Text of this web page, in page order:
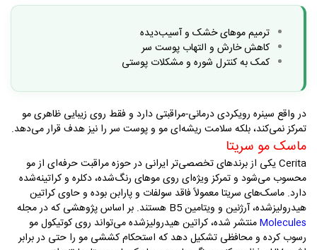
ترمیم موهای خشک و آسیب‌دیده
کاهش خارش و التهاب پوست سر
کمک به کنترل شوره و مشکلات پوستی
در واقع سینره رویکردی درمانی-مراقبتی دارد و فقط روی زیبایی ظاهری مو
تمرکز نمی‌کند، بلکه سلامت ریشه‌ای مو و پوست سر را نیز هدف قرار می‌دهد.
ماسک مو سریتا
Cerita یکی از برندهای تخصصی‌تر ایرانی در حوزه مراقبت حرفه‌ای از مو
محسوب می‌شود و تمرکز ویژه‌ای روی موهای رنگ‌شده، دکلره و کراتینه‌شده
دارد. ماسک‌های سریتا معمولاً فاقد سولفات و پارابن بوده و حاوی کراتین
هیدرولیزشده، آرژنین و ویتامین B5 هستند. بر اساس پژوهشی که در مجله
Moleculesمنتشر شده، کراتین هیدرولیزشده می‌تواند روی کوتیکول مو
رسوب کرده و محافظی تشکیل دهد که استحکام کششی مو را حتی در برابر